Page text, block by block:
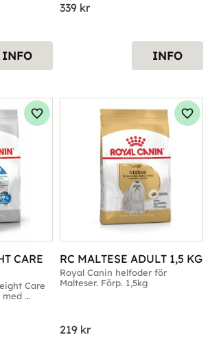
INFO
339 kr
INFO
CARE
Care
med
Lägg till i favoriter
RC MALTESE ADULT 1,5 KG
Royal Canin helfoder för
Malteser. Förp. 1,5kg
219 kr